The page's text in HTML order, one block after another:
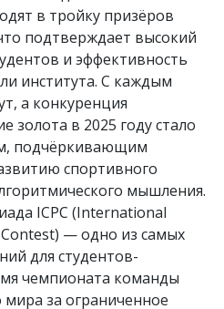
в тройку призёров
подтверждает высокий
и эффективность
института. С каждым
а конкуренция
золота в 2025 году стало
подчёркивающим
спортивного
мышления.
ICPC (International
— одно из самых
для студентов-
чемпионата команды
мира за ограниченное